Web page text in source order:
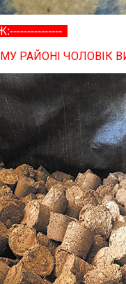
РАЙОНІ ЧОЛОВІК